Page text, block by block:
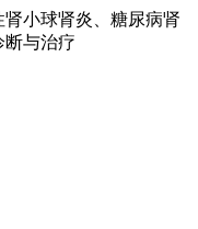
小球肾炎、糖尿病肾
断与治疗